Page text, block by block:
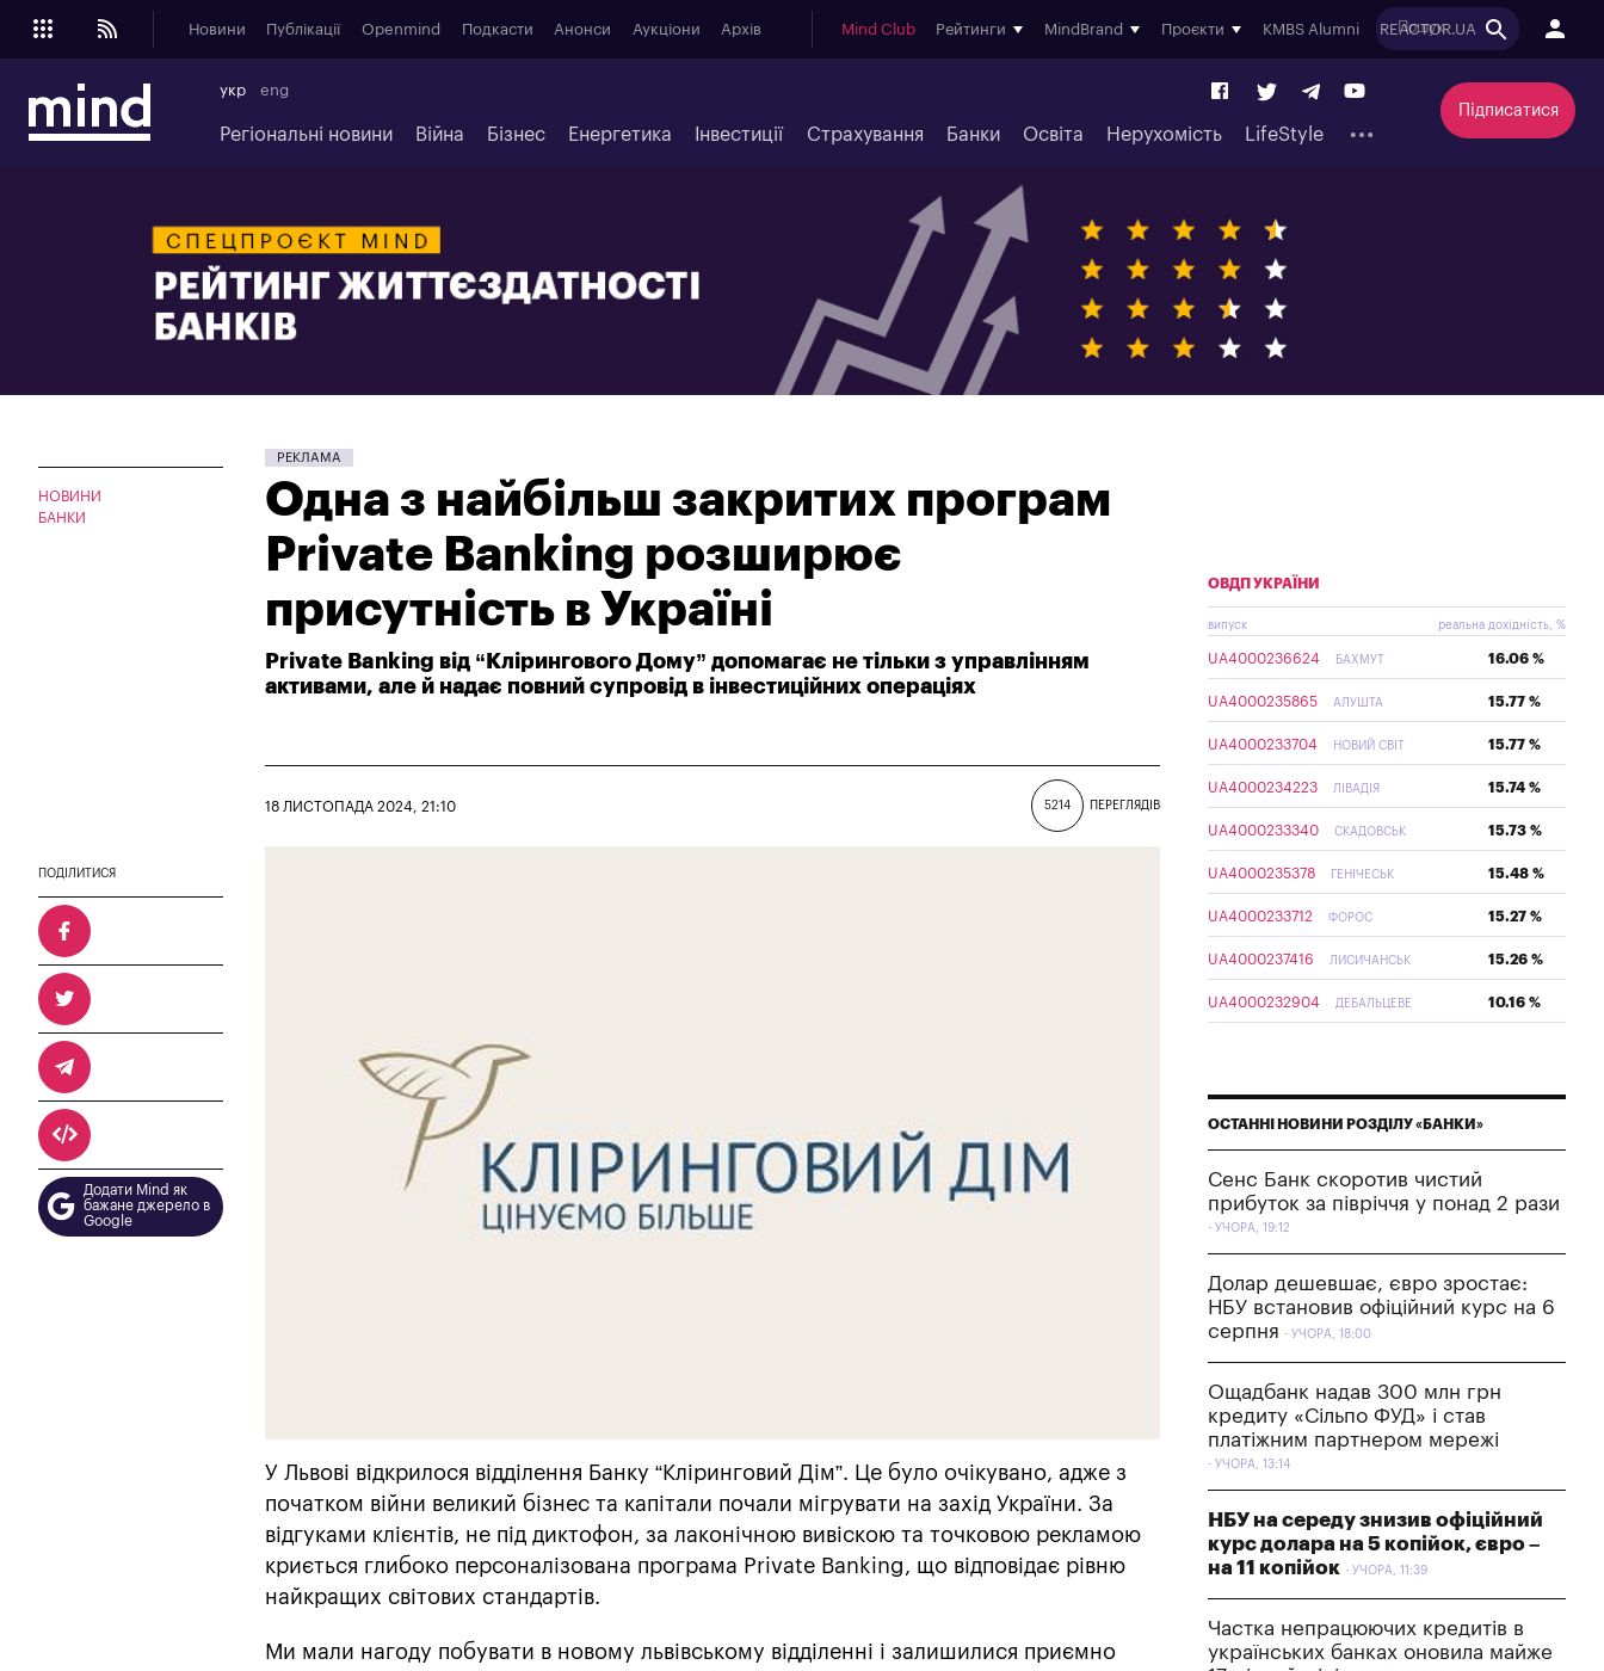
Новини Публікації Openmind Подкасти Анонси Аукціони Архів Mind Club Рейтинги MindBrand Проєкти KMBS Alumni REACTOR.UA
укр eng
Регіональні новини Війна Бізнес Енергетика Інвестиції Страхування Банки Освіта Нерухомість LifeStyle
Підписатися
НОВИНИ
БАНКИ
PEKЛAMA
Одна з найбільш закритих програм
Private Вanking розширює
присутність в Україні
Private Banking від “Клірингового Дому” допомагає не тільки з управлінням
активами, але й надає повний супровід в інвестиційних операціях
5214 ПЕРЕГЛЯДІВ
18 ЛИСТОПАДА 2024, 21:10
ПОДІЛИТИСЯ
Додати Mind як
бажане джерело в
Google
У Львові відкрилося відділення Банку “Кліринговий Дім”. Це було очікувано, адже з
початком війни великий бізнес та капітали почали мігрувати на захід України. За
відгуками клієнтів, не під диктофон, за лаконічною вивіскою та точковою рекламою
криється глибоко персоналізована програма Private Banking, що відповідає рівню
найкращих світових стандартів.
Ми мали нагоду побувати в новому львівському відділенні і залишилися приємно
ОВДП УКРАЇНИ
випуск реальна дохідність, %
UA4000236624 БАХМУТ 16.06 %
UA4000235865 АЛУШТА 15.77 %
UA4000233704 НОВИЙ СВІТ 15.77 %
UA4000234223 ЛІВАДІЯ 15.74 %
UA4000233340 СКАДОВСЬК 15.73 %
UA4000235378 ГЕНІЧЕСЬК 15.48 %
UA4000233712 ФОРОС 15.27 %
UA4000237416 ЛИСИЧАНСЬК 15.26 %
UA4000232904 ДЕБАЛЬЦЕВЕ 10.16 %
ОСТАННІ НОВИНИ РОЗДІЛУ «БАНКИ»
Сенс Банк скоротив чистий
прибуток за півріччя у понад 2 рази
УЧОРА, 19:12
Долар дешевшає, євро зростає:
НБУ встановив офіційний курс на 6
серпня
УЧОРА, 18:00
Ощадбанк надав 300 млн грн
кредиту «Сільпо ФУД» і став
платіжним партнером мережі
УЧОРА, 13:14
НБУ на середу знизив офіційний
курс долара на 5 копійок, євро –
на 11 копійок
УЧОРА, 11:39
Частка непрацюючих кредитів в
українських банках оновила майже